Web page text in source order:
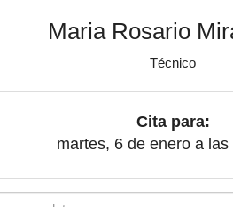
Maria Rosario
Técnico
Cita para:
martes, 6 de enero a las